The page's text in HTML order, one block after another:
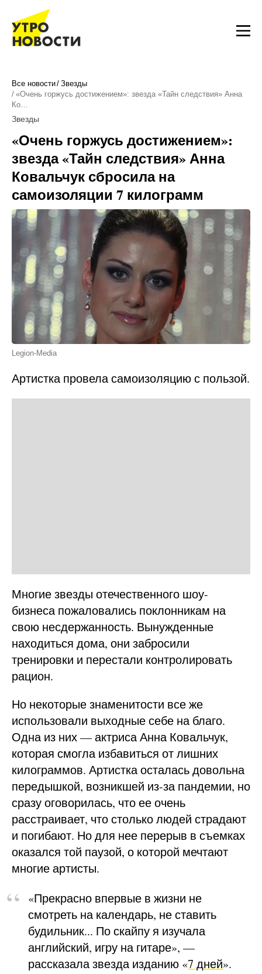
Все новости Звезды
«Очень горжусь достижением»: звезда «Тайн следствия» Анна
Ко…
Звезды
«Очень горжусь достижением»:
звезда «Тайн следствия» Анна
Ковальчук сбросила на
самоизоляции 7 килограмм
Legion-Media
Артистка провела самоизоляцию с пользой.
Многие звезды отечественного шоу-
бизнеса пожаловались поклонникам на
свою несдержанность. Вынужденные
находиться дома, они забросили
тренировки и перестали контролировать
рацион.
Но некоторые знаменитости все же
использовали выходные себе на благо.
Одна из них — актриса Анна Ковальчук,
которая смогла избавиться от лишних
килограммов. Артистка осталась довольна
передышкой, возникшей из-за пандемии, но
сразу оговорилась, что ее очень
расстраивает, что столько людей страдают
и погибают. Но для нее перерыв в съемках
оказался той паузой, о которой мечтают
многие артисты.
«Прекрасно впервые в жизни не
смотреть на календарь, не ставить
будильник... По скайпу я изучала
английский, игру на гитаре», —
рассказала звезда изданию «7 дней».